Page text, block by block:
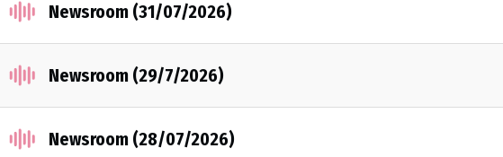
Newsroom (31/07/2026)
Newsroom (29/7/2026)
Newsroom (28/07/2026)